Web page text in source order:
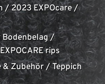
/2023 EXPOcare/
/
EXPOCARE rips
& Zubehör/Teppich